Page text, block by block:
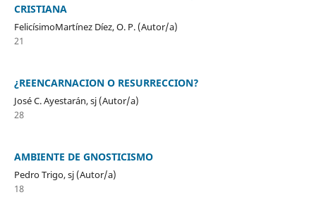
CRISTIANA
FelicísimoMartínez Díez, O. P. (Autor/a)
21
¿REENCARNACION O RESURRECCION?
José C. Ayestarán, sj (Autor/a)
28
AMBIENTE DE GNOSTICISMO
Pedro Trigo, sj (Autor/a)
18